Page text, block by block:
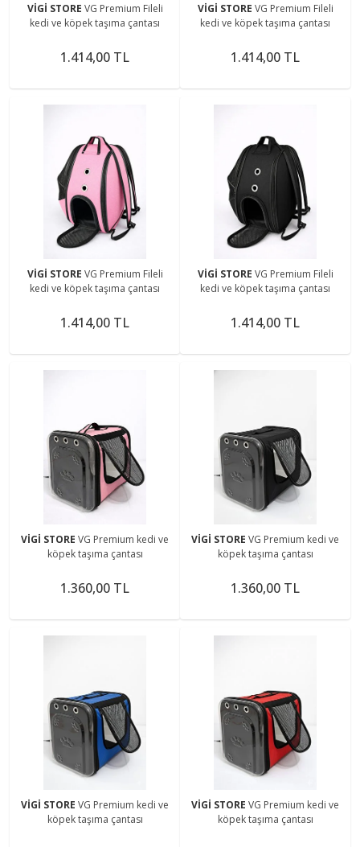
VİGİ STORE VG Premium Fileli
kedi ve köpek taşıma çantası
1.414,00 TL
VİGİ STORE VG Premium Fileli
kedi ve köpek taşıma çantası
1.414,00 TL
VİGİ STORE VG Premium Fileli
kedi ve köpek taşıma çantası
1.414,00 TL
VİGİ STORE VG Premium Fileli
kedi ve köpek taşıma çantası
1.414,00 TL
VİGİ STORE VG Premium kedi ve
köpek taşıma çantası
1.360,00 TL
VİGİ STORE VG Premium kedi ve
köpek taşıma çantası
1.360,00 TL
VİGİ STORE VG Premium kedi ve
köpek taşıma çantası
VİGİ STORE VG Premium kedi ve
köpek taşıma çantası